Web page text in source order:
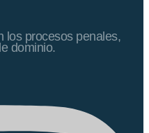
los procesos penales,
dominio.